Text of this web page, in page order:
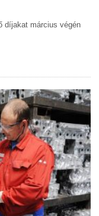
díjakat március végén